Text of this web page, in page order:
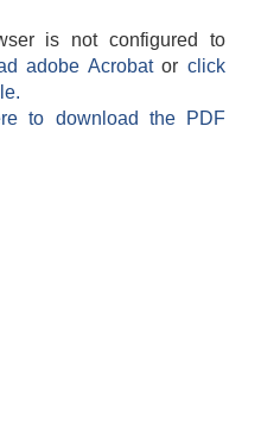
is not configured to
adobe Acrobatorclick
to download the PDF